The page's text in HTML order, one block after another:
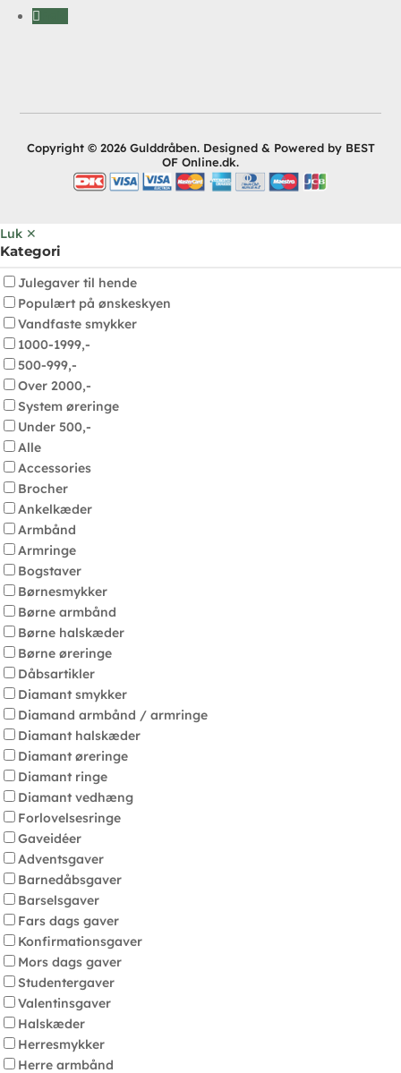
Copyright © 2026 Gulddråben. Designed & Powered by BEST
OF Online.dk.
Luk ✕
Kategori
Julegaver til hende
Populært på ønskeskyen
Vandfaste smykker
1000-1999,-
500-999,-
Over 2000,-
System øreringe
Under 500,-
Alle
Accessories
Brocher
Ankelkæder
Armbånd
Armringe
Bogstaver
Børnesmykker
Børne armbånd
Børne halskæder
Børne øreringe
Dåbsartikler
Diamant smykker
Diamand armbånd / armringe
Diamant halskæder
Diamant øreringe
Diamant ringe
Diamant vedhæng
Forlovelsesringe
Gaveidéer
Adventsgaver
Barnedåbsgaver
Barselsgaver
Fars dags gaver
Konfirmationsgaver
Mors dags gaver
Studentergaver
Valentinsgaver
Halskæder
Herresmykker
Herre armbånd